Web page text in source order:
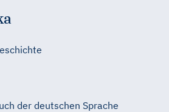
der deutschen Sprache